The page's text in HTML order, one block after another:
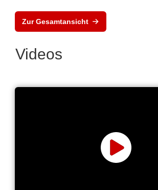
Zur Gesamtansicht
Videos